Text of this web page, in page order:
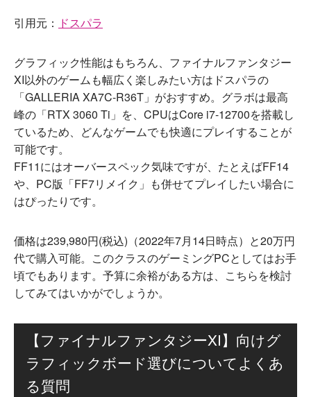
引用元： ドスパラ
グラフィック性能はもちろん、ファイナルファンタジー
XI以外のゲームも幅広く楽しみたい方はドスパラの
「GALLERIA XA7C-R36T」がおすすめ。グラボは最高
峰の「RTX 3060 Ti」を、CPUはCore i7-12700を搭載し
ているため、どんなゲームでも快適にプレイすることが
可能です。
FF11にはオーバースペック気味ですが、たとえばFF14
や、PC版「FF7リメイク」も併せてプレイしたい場合に
はぴったりです。
価格は239,980円(税込)（2022年7月14日時点）と20万円
代で購入可能。このクラスのゲーミングPCとしてはお手
頃でもあります。予算に余裕がある方は、こちらを検討
してみてはいかがでしょうか。
【ファイナルファンタジーXI】向けグ
ラフィックボード選びについてよくあ
る質問